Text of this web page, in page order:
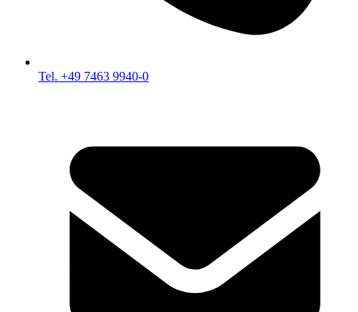
Tel. +49 7463 9940-0